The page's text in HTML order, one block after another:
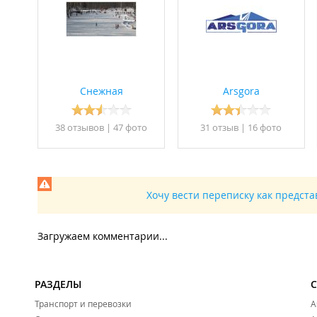
Подъемник:
Услуги инструктора:
1 час - 3000 руб.;
Снежная
38 отзывов | 47 фото
Arsgora
31 отзыв | 16 фото
Хочу вести переписку как
Загружаем комментарии...
РАЗДЕЛЫ
Транспорт и перевозки